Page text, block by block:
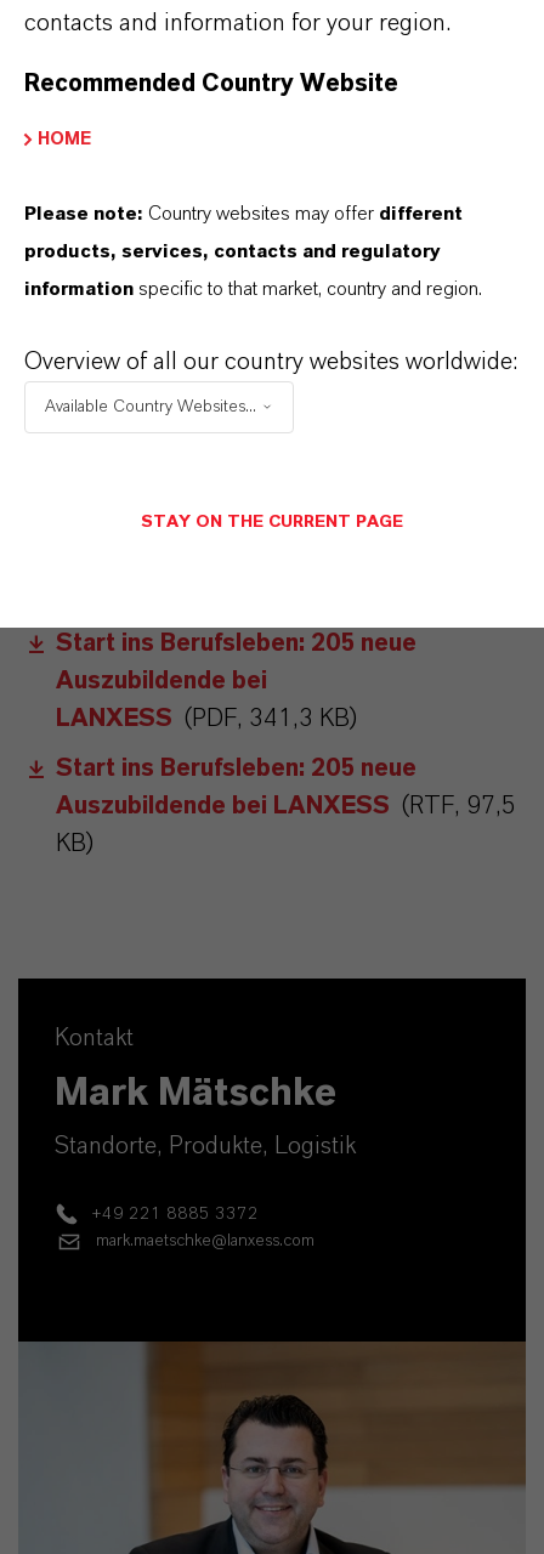
Weitere 6 Auszubildende und dual Studierende
gesucht.
Wer Interesse an einer spannenden und
sich direkt hier online bewerben:
www.ausbildung-lanxess.de
ÜBER LANXESS
Start ins Berufsleben: 205 neue
Auszubildende bei
LANXESS (PDF, 341,3 KB)
Start ins Berufsleben: 205 neue
Auszubildende bei LANXESS (RTF, 97,5
KB)
Kontakt
Mark Mätschke
Standorte, Produkte, Logistik
+49 221 8885 3372
mark.maetschke@lanxess.com
contacts and information for your region.
Recommended Country Website
HOME
Please note: Country websites may offer different
products, services, contacts and regulatory
information specific to that market, country and region.
Overview of all our country websites worldwide:
Available Country Websites...
STAY ON THE CURRENT PAGE